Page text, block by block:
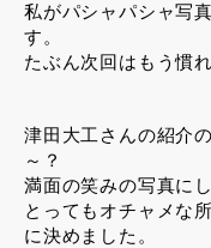
私がパシャパシャ写
す。
たぶん次回はもう慣
津田大工さんの紹介
～？
満面の笑みの写真にし
とってもオチャメな
に決めました。